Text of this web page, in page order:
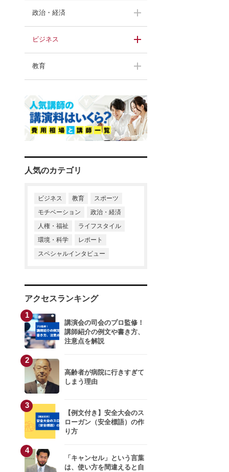
奥村幸治
久保田光彦
舞の海秀平
寺廻太
山本昌邦
武田美保
北原照久
川村透
木場弘子
末木佐知
川村透
山本京子
黒田英雄
長野茂
井戸美枝
中村浩子
小野浩二
榊原貴子
中村勝雄
中村勝雄
鈴木ひとみ
小山朝子
村田佳壽子
末吉竹二郎
進藤勇治
清水国明
富永秀一
政治・経済
進藤勇治
藤田正美
経済スペシャリスト
内田裕子
岡田晃
松野豊
ビジネス
牛窪万里子
井下田久幸
黒田英雄
谷田昭吾
榎本晋作
山本衣奈子
大谷由里子
小室淑恵
岩井結美子
生井利幸
小杉俊哉
教育
石川結貴
清水克彦
春日美奈子
渡辺真由子
親野智可等
石川結貴
人気のカテゴリ
ビジネス 教育
スポーツ
モチベーション
政治・経済
人権・福祉
ライフスタイル
環境・科学
レポート
スペシャルインタビュー
アクセスランキング
1
講演会の司会のプロ監修！
講師紹介の例文や書き方、
注意点を解説
2
高齢者が病院に行きすぎて
しまう理由
3
【例文付き】安全大会のス
ローガン（安全標語）の作
り方
4
「キャンセル」という言葉
は、使い方を間違えると自